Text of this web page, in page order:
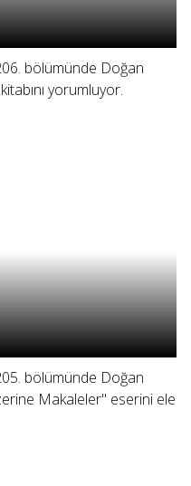
bölümünde Doğan
yorumluyor.
bölümünde Doğan
Makaleler" eserini ele